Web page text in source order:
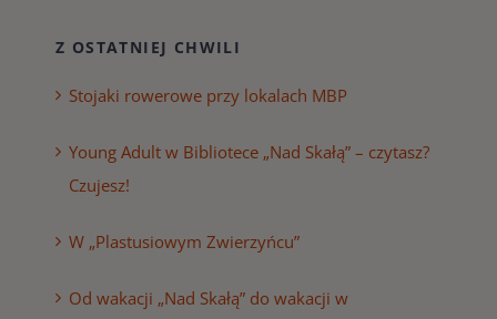
Z OSTATNIEJ CHWILI
Stojaki rowerowe przy lokalach MBP
Young Adult w Bibliotece „Nad Skałą” – czytasz?
Czujesz!
W „Plastusiowym Zwierzyńcu”
Od wakacji „Nad Skałą” do wakacji w